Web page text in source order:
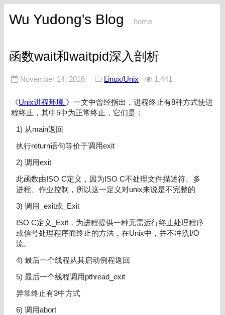
Wu Yudong's Blog home
函数wait和waitpid深入剖析
November 14, 2016 Linux/Unix 1,441
《Unix进程环境 》一文中曾经指出，进程终止有8种方式使进
程终止，其中5中为正常终止，它们是：
1) 从main返回
执行return语句等价于调用exit
2) 调用exit
此函数由ISO C定义，因为ISO C不处理文件描述符、多
进程、作业控制，所以这一定义对unix来说是不完整的
3) 调用_exit或_Exit
ISO C定义_Exit，为进程提供一种无需运行终止处理程序
或信号处理程序而终止的方法，在Unix中，并不冲洗I/O
流。
4) 最后一个线程从其启动例程返回
5) 最后一个线程调用pthread_exit
异常终止有3中方式
6) 调用abort